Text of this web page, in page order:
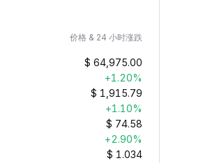
价格 & 24 小时涨跌
$ 64,975.00
+1.20%
$ 1,915.79
+1.10%
$ 74.58
+2.90%
$ 1.034